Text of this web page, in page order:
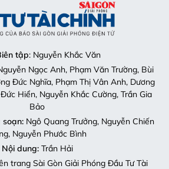
tập: Nguyễn Khắc Văn
Ngọc Anh, Phạm Văn Trường, Bùi
Đức Nghĩa, Phạm Thị Vân Anh, Dương
Hiển, Nguyễn Khắc Cường, Trần Gia
Bảo
soạn:Ngô Quang Trưởng, Nguyễn Chiến
Nguyễn Phước Bình
Nội dung:Trần Hải
trang Sài Gòn Giải Phóng Đầu Tư Tài